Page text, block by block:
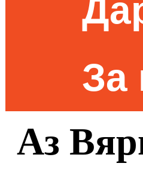
За
Аз